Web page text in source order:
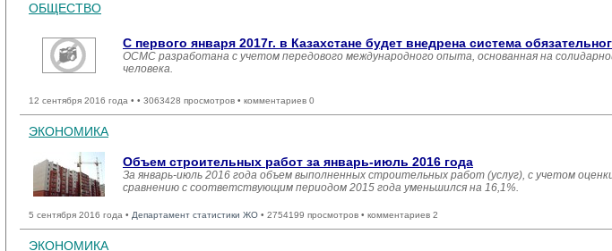
ОБЩЕСТВО
С первого января 2017г. в Казахстане будет внедрена система
ОСМС разработана с учетом передового международного опыта, основанная на
человека.
12 сентября 2016 года • • 3063428 просмотров • комментариев 0
ЭКОНОМИКА
Объем строительных работ за январь-июль 2016 года
За январь-июль 2016 года объем выполненных строительных работ (услуг), с учетом
сравнению с соответствующим периодом 2015 года уменьшился на 16,1%.
5 сентября 2016 года • Департамент статистики ЖО • 2754199 просмотров • комментариев 2
ЭКОНОМИКА